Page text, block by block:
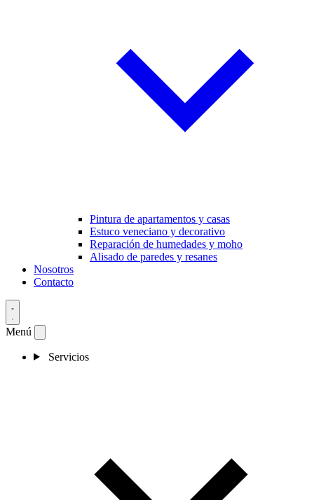
Pintura de apartamentos y casas
Estuco veneciano y decorativo
Reparación de humedades y moho
Alisado de paredes y resanes
Nosotros
Contacto
Menú
Servicios